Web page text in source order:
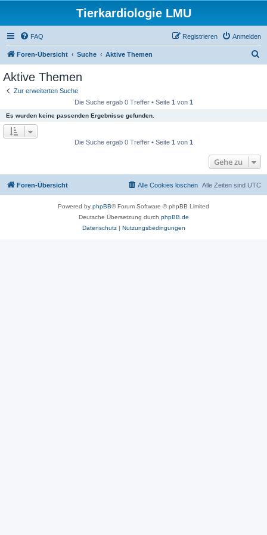
Tierkardiologie LMU
FAQ Anmelden
Registrieren
Foren-Übersicht Suche Aktive Themen
Aktive Themen
Zur erweiterten Suche
Die Suche ergab 0 Treffer • Seite 1 von 1
Es wurden keine passenden Ergebnisse gefunden.
Die Suche ergab 0 Treffer • Seite 1 von 1
Gehe zu
Foren-Übersicht Alle Zeiten sind UTC
Alle Cookies löschen
Powered by phpBB® Forum Software © phpBB Limited
Deutsche Übersetzung durch phpBB.de
Datenschutz| Nutzungsbedingungen